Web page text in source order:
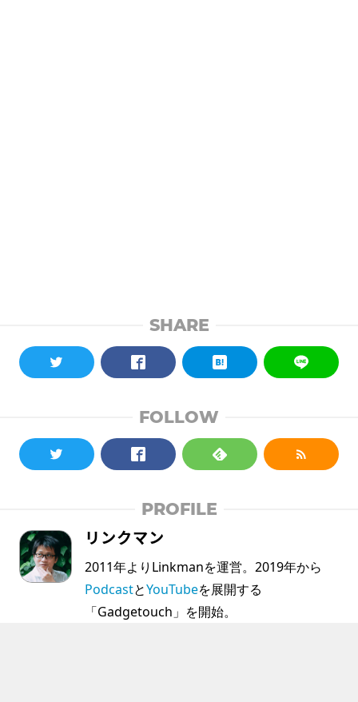
SHARE
FOLLOW
PROFILE
リンクマン
2011年よりLinkmanを運営。2019年から
PodcastとYouTubeを展開する
「Gadgetouch」を開始。